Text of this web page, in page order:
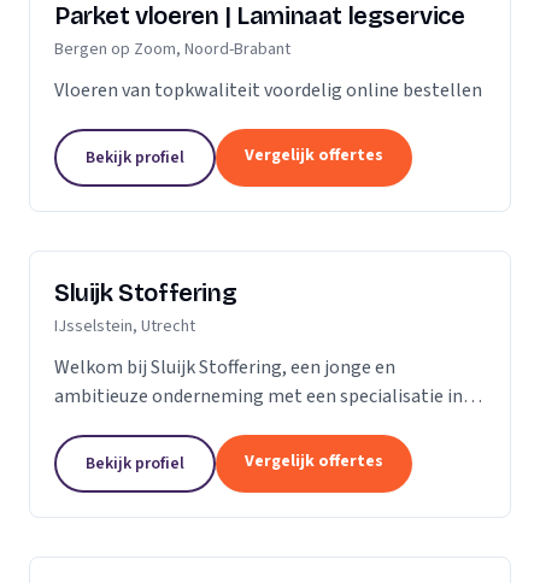
Parket vloeren | Laminaat legservice
Bergen op Zoom, Noord-Brabant
Vloeren van topkwaliteit voordelig online bestellen
Bekijk profiel Vergelijk offertes
Sluijk Stoffering
IJsselstein, Utrecht
Welkom bij Sluijk Stoffering, een jonge en
ambitieuze onderneming met een specialisatie in
kunnen we zeggen dat we al 20 jaar onze expertise...
Bekijk profiel Vergelijk offertes